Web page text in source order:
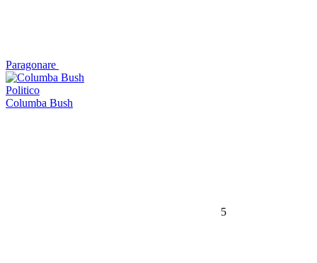
Paragonare
Politico
Columba Bush
5